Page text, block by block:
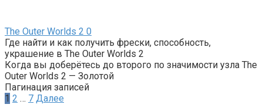
The Outer Worlds 2 0
Где найти и как получить фрески, способность,
украшение в The Outer Worlds 2
Когда вы доберётесь до второго по значимости узла The
Outer Worlds 2 — Золотой
Пагинация записей
1 2 … 7 Далее